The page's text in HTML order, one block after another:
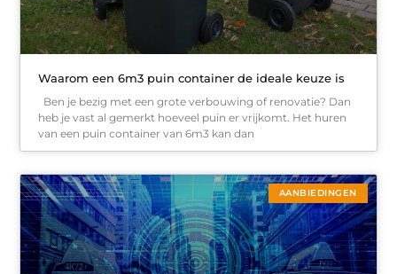
Waarom een 6m3 puin container de ideale keuze is
Ben je bezig met een grote verbouwing of renovatie? Dan
heb je vast al gemerkt hoeveel puin er vrijkomt. Het huren
van een puin container van 6m3 kan dan
AANBIEDINGEN